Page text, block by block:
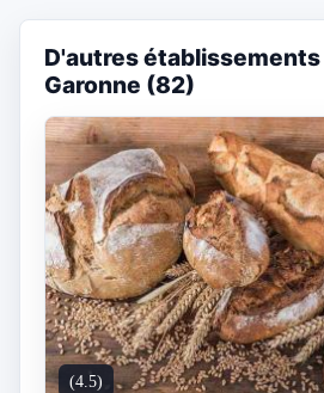
D'autres
Garonne (82)
(4.5)